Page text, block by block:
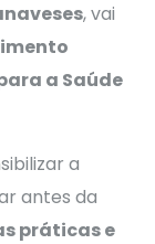
, vai
a Saúde
a
antes da
práticas e